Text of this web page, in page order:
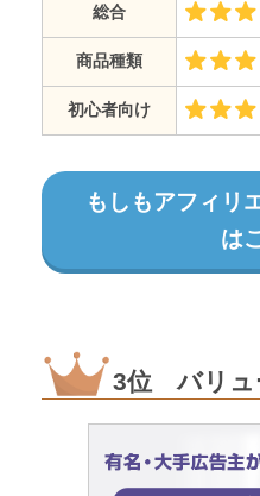
総合
商品種類
初心者向け
もしもアフィリ
は
3位 バリュ